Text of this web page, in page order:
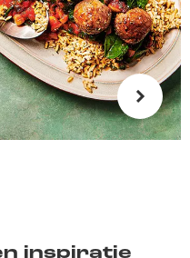
inspiratie